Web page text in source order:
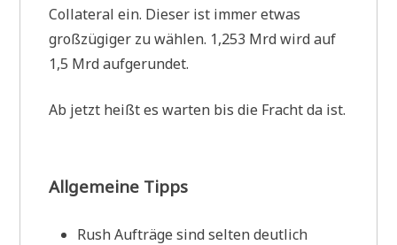
Collateral ein. Dieser ist immer etwas
großzügiger zu wählen. 1,253 Mrd wird auf
1,5 Mrd aufgerundet.
Ab jetzt heißt es warten bis die Fracht da ist.
Allgemeine Tipps
Rush Aufträge sind selten deutlich